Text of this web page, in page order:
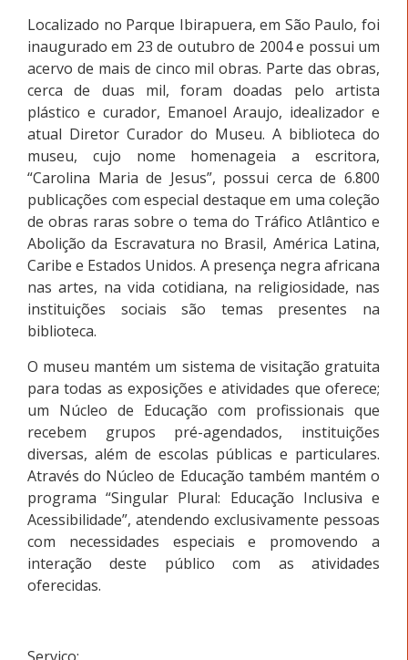
Localizado no Parque Ibirapuera, em São Paulo, foi
inaugurado em 23 de outubro de 2004 e possui um
acervo de mais de cinco mil obras. Parte das obras,
cerca de duas mil, foram doadas pelo artista
plástico e curador, Emanoel Araujo, idealizador e
atual Diretor Curador do Museu. A biblioteca do
museu, cujo nome homenageia a escritora,
“Carolina Maria de Jesus”, possui cerca de 6.800
publicações com especial destaque em uma coleção
de obras raras sobre o tema do Tráfico Atlântico e
Abolição da Escravatura no Brasil, América Latina,
Caribe e Estados Unidos. A presença negra africana
nas artes, na vida cotidiana, na religiosidade, nas
instituições sociais são temas presentes na
biblioteca.
O museu mantém um sistema de visitação gratuita
para todas as exposições e atividades que oferece;
um Núcleo de Educação com profissionais que
recebem grupos pré-agendados, instituições
diversas, além de escolas públicas e particulares.
Através do Núcleo de Educação também mantém o
programa “Singular Plural: Educação Inclusiva e
Acessibilidade”, atendendo exclusivamente pessoas
com necessidades especiais e promovendo a
interação deste público com as atividades
oferecidas.